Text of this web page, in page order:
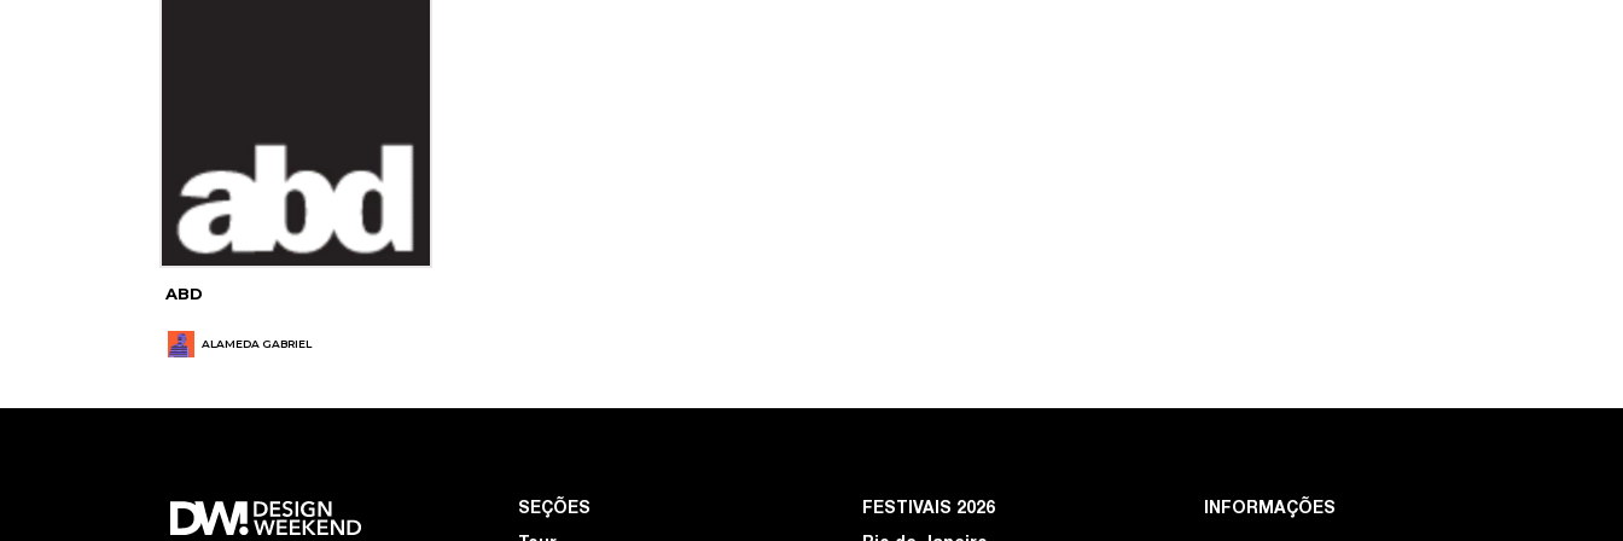
ABD
ALAMEDA GABRIEL
SEÇÕES FESTIVAIS 2026 INFORMAÇÕES